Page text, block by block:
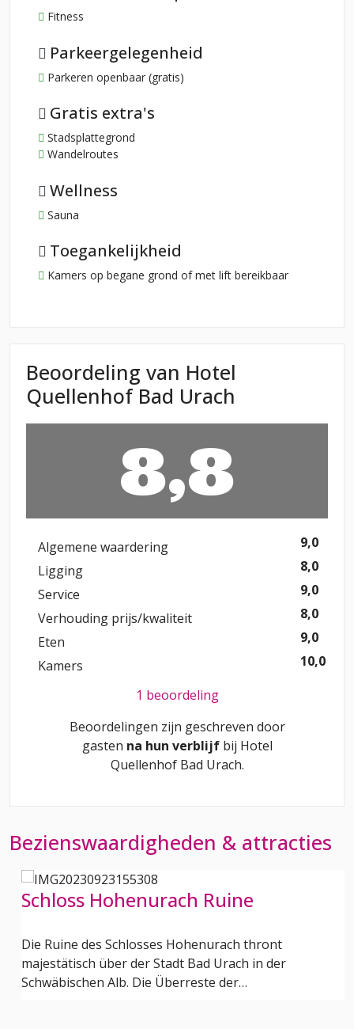
Fitness
Parkeergelegenheid
Parkeren openbaar (gratis)
Gratis extra's
Stadsplattegrond
Wandelroutes
Wellness
Sauna
Toegankelijkheid
Kamers op begane grond of met lift bereikbaar
Beoordeling van Hotel
Quellenhof Bad Urach
8,8
Algemene waardering
9,0
Ligging
8,0
Service
9,0
Verhouding prijs/kwaliteit
8,0
Eten
9,0
Kamers
10,0
1 beoordeling
Beoordelingen zijn geschreven door
gasten na hun verblijf bij Hotel
Quellenhof Bad Urach.
Bezienswaardigheden & attracties
Schloss Hohenurach Ruine
Die Ruine des Schlosses Hohenurach thront
majestätisch über der Stadt Bad Urach in der
Schwäbischen Alb. Die Überreste der…